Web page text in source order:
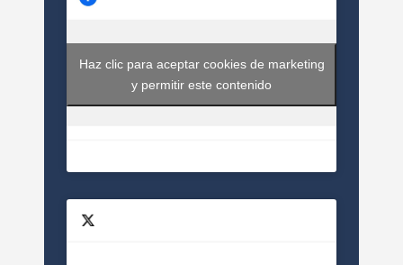
Haz clic para aceptar cookies de marketing
y permitir este contenido